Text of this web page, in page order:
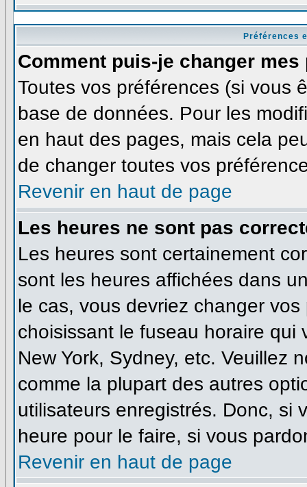
Préférences
Comment puis-je changer
Toutes vos préférences (si vous
base de données. Pour les
en haut des pages, mais cela
de changer toutes vos
Revenir en haut de page
Les heures ne sont pas
Les heures sont certainement
sont les heures affichées dans
le cas, vous devriez changer
choisissant le fuseau horaire
New York, Sydney, etc. Veuillez
comme la plupart des autres
utilisateurs enregistrés. Donc, si
heure pour le faire, si vous
Revenir en haut de page